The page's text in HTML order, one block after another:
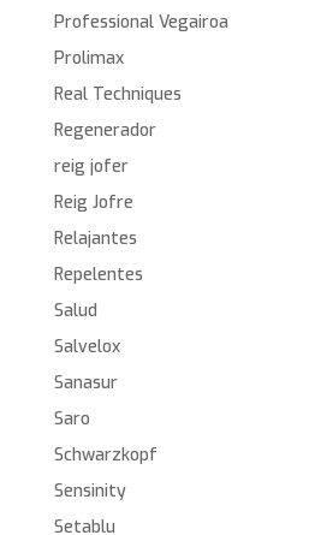
Professional Vegairoa
Prolimax
Real Techniques
Regenerador
reig jofer
Reig Jofre
Relajantes
Repelentes
Salud
Salvelox
Sanasur
Saro
Schwarzkopf
Sensinity
Setablu